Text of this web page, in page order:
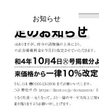
お知らせ